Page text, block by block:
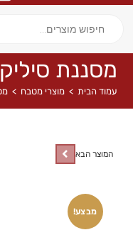
מסננת
עמוד הבית > מוצרי מטבח >
מבצע!
המוצר הבא